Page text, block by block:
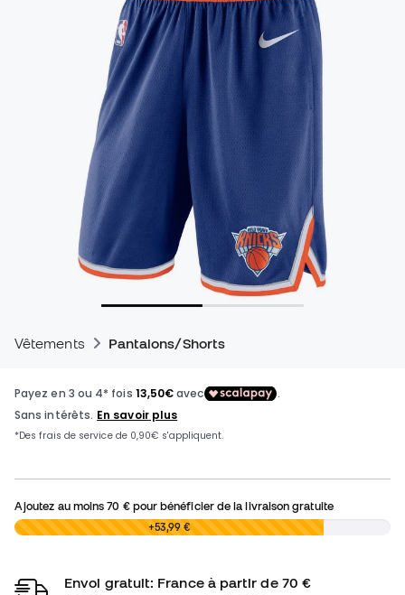
Vêtements Pantalons/Shorts
Ajoutez au moins70 €pour bénéficier de la livraison gratuite
0,00 € +53,99 €
Envoi gratuit: France à partir de 70 €